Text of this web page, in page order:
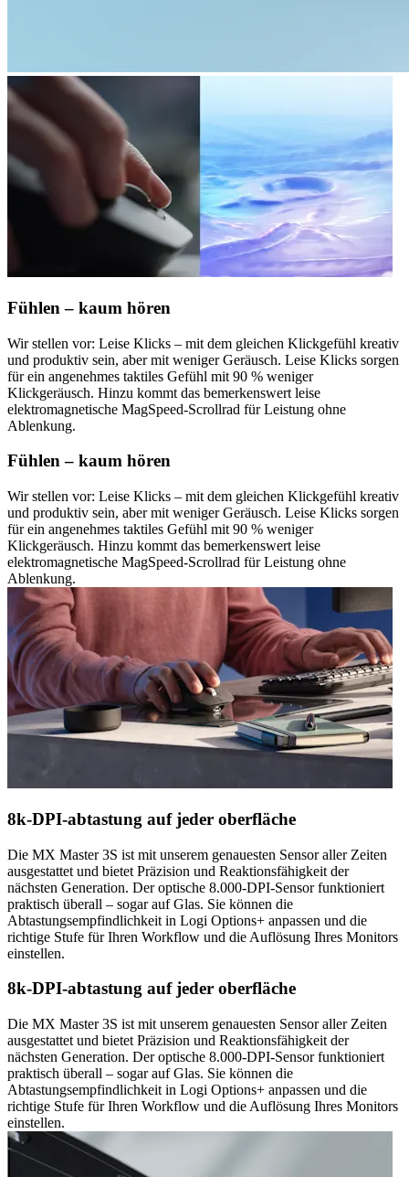
Fühlen – kaum hören
Wir stellen vor: Leise Klicks – mit dem gleichen Klickgefühl kreativ
und produktiv sein, aber mit weniger Geräusch. Leise Klicks sorgen
für ein angenehmes taktiles Gefühl mit 90 % weniger
Klickgeräusch. Hinzu kommt das bemerkenswert leise
elektromagnetische MagSpeed-Scrollrad für Leistung ohne
Ablenkung.
Fühlen – kaum hören
Wir stellen vor: Leise Klicks – mit dem gleichen Klickgefühl kreativ
und produktiv sein, aber mit weniger Geräusch. Leise Klicks sorgen
für ein angenehmes taktiles Gefühl mit 90 % weniger
Klickgeräusch. Hinzu kommt das bemerkenswert leise
elektromagnetische MagSpeed-Scrollrad für Leistung ohne
Ablenkung.
8k-DPI-abtastung auf jeder oberfläche
Die MX Master 3S ist mit unserem genauesten Sensor aller Zeiten
ausgestattet und bietet Präzision und Reaktionsfähigkeit der
nächsten Generation. Der optische 8.000-DPI-Sensor funktioniert
praktisch überall – sogar auf Glas. Sie können die
Abtastungsempfindlichkeit in Logi Options+ anpassen und die
richtige Stufe für Ihren Workflow und die Auflösung Ihres Monitors
einstellen.
8k-DPI-abtastung auf jeder oberfläche
Die MX Master 3S ist mit unserem genauesten Sensor aller Zeiten
ausgestattet und bietet Präzision und Reaktionsfähigkeit der
nächsten Generation. Der optische 8.000-DPI-Sensor funktioniert
praktisch überall – sogar auf Glas. Sie können die
Abtastungsempfindlichkeit in Logi Options+ anpassen und die
richtige Stufe für Ihren Workflow und die Auflösung Ihres Monitors
einstellen.